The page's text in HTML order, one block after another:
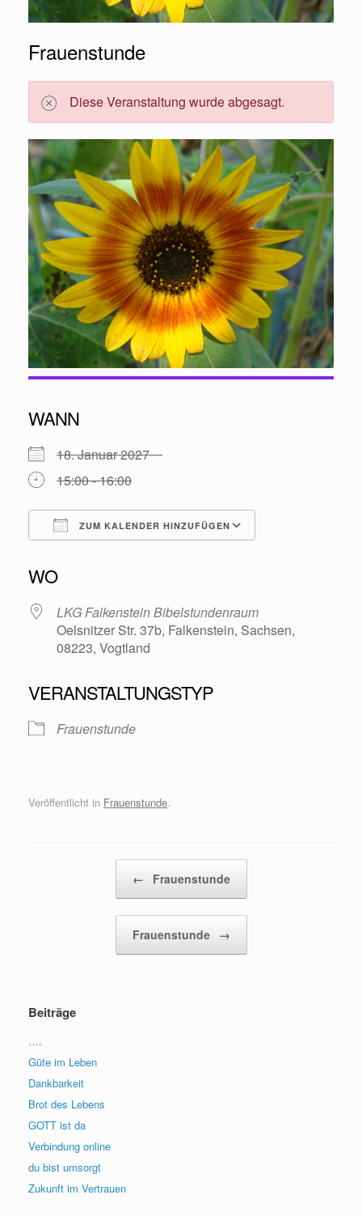
Frauenstunde
Diese Veranstaltung wurde abgesagt.
WANN
18. Januar 2027
15:00 - 16:00
ZUM KALENDER HINZUFÜGEN
WO
LKG Falkenstein Bibelstundenraum
Oelsnitzer Str. 37b, Falkenstein, Sachsen,
08223, Vogtland
VERANSTALTUNGSTYP
Frauenstunde
Veröffentlicht in Frauenstunde.
← Frauenstunde
Frauenstunde →
Beiträge
….
Güte im Leben
Dankbarkeit
Brot des Lebens
GOTT ist da
Verbindung online
du bist umsorgt
Zukunft im Vertrauen